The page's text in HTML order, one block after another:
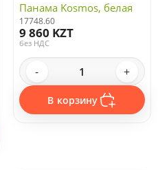
Панама Kosmos, белая
17748.60
9 860 KZT
без НДС
- +
В корзину